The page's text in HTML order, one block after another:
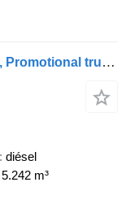
Mercedes-Benz Vario 816 D EURO 5, Promotional truck, NL plate
diésel
5.242 m³